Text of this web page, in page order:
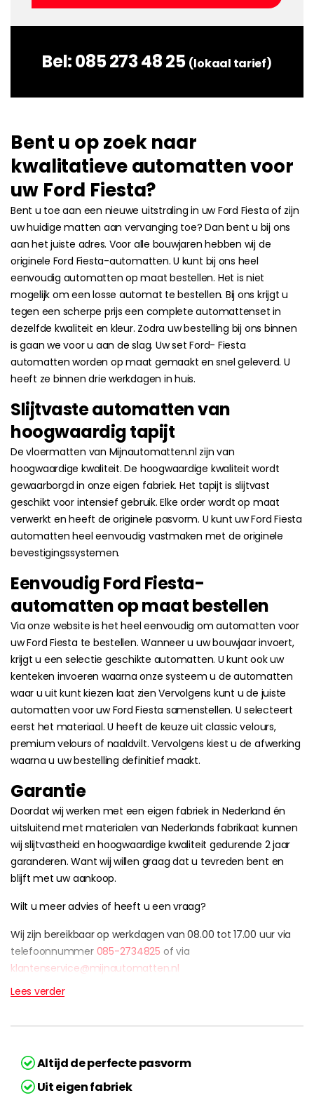
Bel:085 273 48 25 (lokaal tarief)
Bent u op zoek naar
kwalitatieve automatten voor
uw Ford Fiesta?
Bent u toe aan een nieuwe uitstraling in uw Ford Fiesta of zijn
uw huidige matten aan vervanging toe? Dan bent u bij ons
aan het juiste adres. Voor alle bouwjaren hebben wij de
originele Ford Fiesta-automatten. U kunt bij ons heel
eenvoudig automatten op maat bestellen. Het is niet
mogelijk om een losse automat te bestellen. Bij ons krijgt u
tegen een scherpe prijs een complete automattenset in
dezelfde kwaliteit en kleur. Zodra uw bestelling bij ons binnen
is gaan we voor u aan de slag. Uw set Ford- Fiesta
automatten worden op maat gemaakt en snel geleverd. U
heeft ze binnen drie werkdagen in huis.
Slijtvaste automatten van
hoogwaardig tapijt
De vloermatten van Mijnautomatten.nl zijn van
hoogwaardige kwaliteit. De hoogwaardige kwaliteit wordt
gewaarborgd in onze eigen fabriek. Het tapijt is slijtvast
geschikt voor intensief gebruik. Elke order wordt op maat
verwerkt en heeft de originele pasvorm. U kunt uw Ford Fiesta
automatten heel eenvoudig vastmaken met de originele
bevestigingssystemen.
Eenvoudig Ford Fiesta-
automatten op maat bestellen
Via onze website is het heel eenvoudig om automatten voor
uw Ford Fiesta te bestellen. Wanneer u uw bouwjaar invoert,
krijgt u een selectie geschikte automatten. U kunt ook uw
kenteken invoeren waarna onze systeem u de automatten
waar u uit kunt kiezen laat zien Vervolgens kunt u de juiste
automatten voor uw Ford Fiesta samenstellen. U selecteert
eerst het materiaal. U heeft de keuze uit classic velours,
premium velours of naaldvilt. Vervolgens kiest u de afwerking
waarna u uw bestelling definitief maakt.
Garantie
Doordat wij werken met een eigen fabriek in Nederland én
uitsluitend met materialen van Nederlands fabrikaat kunnen
wij slijtvastheid en hoogwaardige kwaliteit gedurende 2 jaar
garanderen. Want wij willen graag dat u tevreden bent en
blijft met uw aankoop.
Wilt u meer advies of heeft u een vraag?
Wij zijn bereikbaar op werkdagen van 08.00 tot 17.00 uur via
telefoonnummer 085-2734825 of via
klantenservice@mijnautomatten.nl
Lees verder
Altijd de perfecte pasvorm
Uit eigen fabriek